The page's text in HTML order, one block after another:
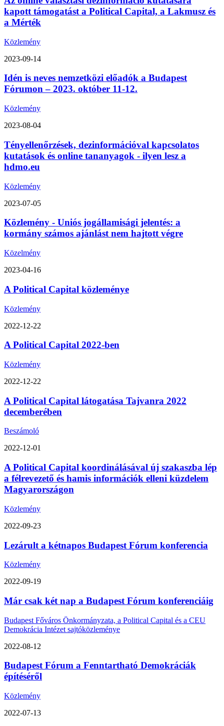
kapott támogatást a Political Capital, a Lakmusz és
a Mérték
Közlemény
2023-09-14
Idén is neves nemzetközi előadók a Budapest
Fórumon – 2023. október 11-12.
Közlemény
2023-08-04
Tényellenőrzések, dezinformációval kapcsolatos
kutatások és online tananyagok - ilyen lesz a
hdmo.eu
Közlemény
2023-07-05
Közlemény - Uniós jogállamisági jelentés: a
kormány számos ajánlást nem hajtott végre
Közelmény
2023-04-16
A Political Capital közleménye
Közlemény
2022-12-22
A Political Capital 2022-ben
Közlemény
2022-12-22
A Political Capital látogatása Tajvanra 2022
decemberében
Beszámoló
2022-12-01
A Political Capital koordinálásával új szakaszba lép
a félrevezető és hamis információk elleni küzdelem
Magyarországon
Közlemény
2022-09-23
Lezárult a kétnapos Budapest Fórum konferencia
Közlemény
2022-09-19
Már csak két nap a Budapest Fórum konferenciáig
Budapest Főváros Önkormányzata, a Political Capital és a CEU
Demokrácia Intézet sajtóközleménye
2022-08-12
Budapest Fórum a Fenntartható Demokráciák
építéséről
Közlemény
2022-07-13